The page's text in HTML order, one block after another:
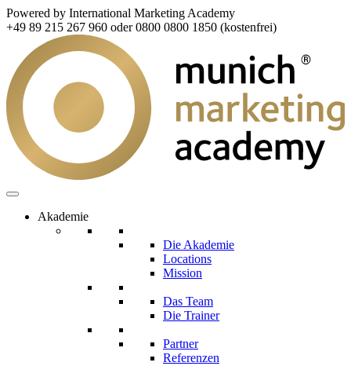
Powered by International Marketing Academy
+49 89 215 267 960 oder 0800 0800 1850 (kostenfrei)
Akademie
Die Akademie
Locations
Mission
Das Team
Die Trainer
Partner
Referenzen